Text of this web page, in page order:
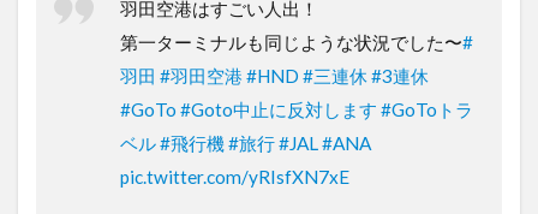
羽田空港はすごい人出！
第一ターミナルも同じような状況でした〜#
羽田 #羽田空港 #HND #三連休#3連休
#GoTo #Goto中止に反対します #GoToトラ
ベル#飛行機#旅行#JAL#ANA
pic.twitter.com/yRIsfXN7xE